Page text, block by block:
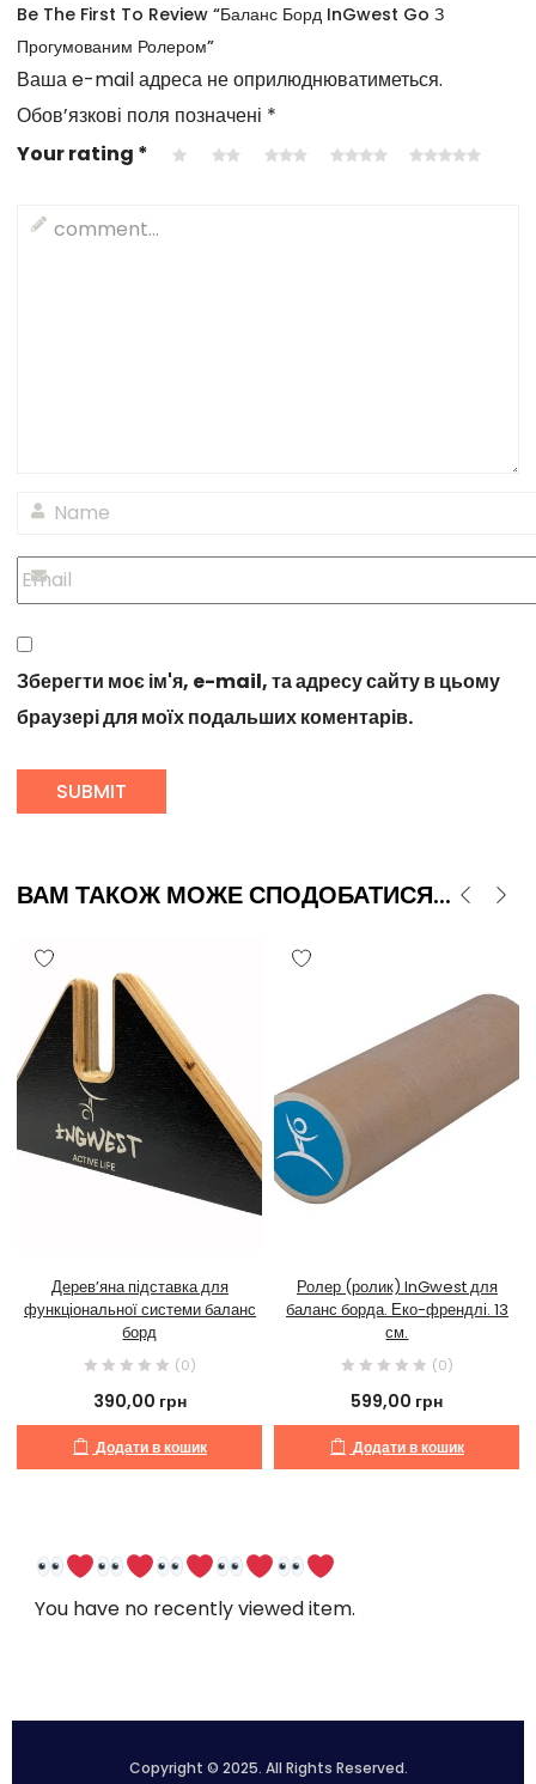
Be The First To Review “Баланс Борд InGwest Go З
Прогумованим Ролером”
Ваша e-mail адреса не оприлюднюватиметься.
Обов’язкові поля позначені *
Your rating *
Зберегти моє ім'я, e-mail, та адресу сайту в цьому
браузері для моїх подальших коментарів.
ВАМ ТАКОЖ МОЖЕ СПОДОБАТИСЯ...
Дерев’яна підставка для
функціональної системи баланс
борд
(0)
390,00 грн
Додати в кошик
Ролер (ролик) InGwest для
баланс борда. Еко-френдлі. 13
см.
(0)
599,00 грн
Додати в кошик
You have no recently viewed item.
Copyright © 2025. All Rights Reserved.